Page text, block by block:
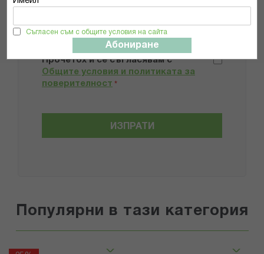
Съгласен съм с общите условия на сайта
Абониране
Препоръчвам продукта
Прочетох и се съгласявам с
Общите условия и политиката за
поверителност *
ИЗПРАТИ
Популярни в тази категория